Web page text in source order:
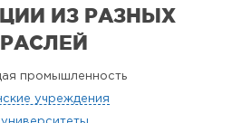
ИЗ РАЗНЫХ
промышленность
учреждения